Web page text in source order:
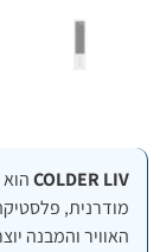
COLDER LIV
מודרנית,
האוויר והמבנה